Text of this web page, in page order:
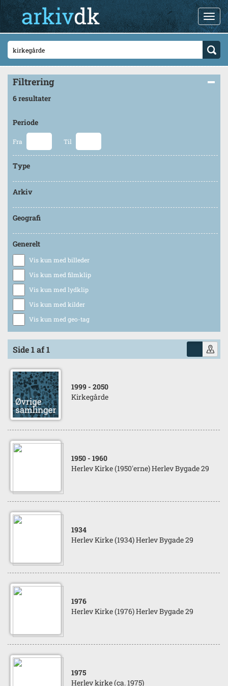
Filtrering
6 resultater
Periode
Fra Til
Type
Arkiv
Geografi
Generelt
Vis kun med billeder
Vis kun med filmklip
Vis kun med lydklip
Vis kun med kilder
Vis kun med geo-tag
Side 1 af 1
1999 - 2050
Kirkegårde
1950 - 1960
Herlev Kirke (1950'erne) Herlev Bygade 29
1934
Herlev Kirke (1934) Herlev Bygade 29
1976
Herlev Kirke (1976) Herlev Bygade 29
1975
Herlev kirke (ca. 1975)